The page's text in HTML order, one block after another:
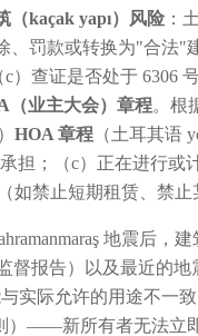
（kaçak yapı）风险 ：
罚款或转换为"合法"
查证是否处于 6306
业主大会）章程。根
HOA 章程 （土耳其语
；（c）正在进行或
禁止短期租赁、禁止
地震后，
督报告）以及最近的地
实际允许的用途不一
）——新所有者无法立